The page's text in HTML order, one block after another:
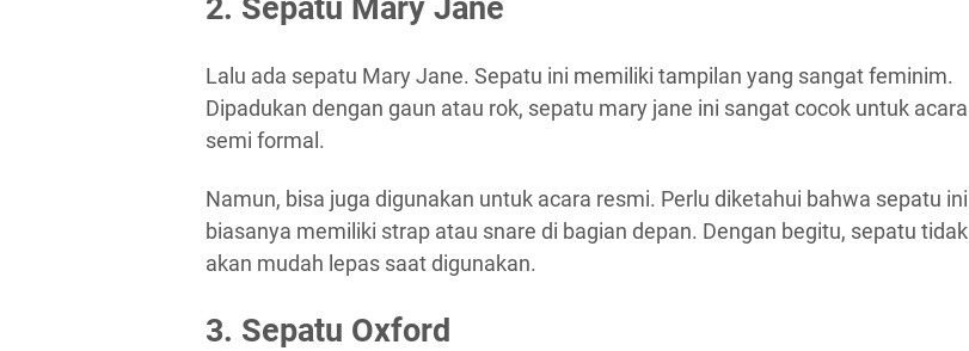
2. Sepatu Mary Jane
Lalu ada sepatu Mary Jane. Sepatu ini memiliki tampilan yang sangat feminim.
Dipadukan dengan gaun atau rok, sepatu mary jane ini sangat cocok untuk acara
semi formal.
Namun, bisa juga digunakan untuk acara resmi. Perlu diketahui bahwa sepatu ini
biasanya memiliki strap atau snare di bagian depan. Dengan begitu, sepatu tidak
akan mudah lepas saat digunakan.
3. Sepatu Oxford